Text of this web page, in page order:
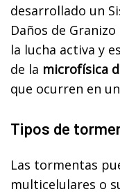
desarrollado un
Daños de
la lucha activa y
de la microfísica
que ocurren en
Tipos de
Las tormentas
multicelulares o